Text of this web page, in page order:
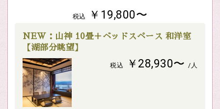
税込 ￥19,800〜
NEW：山神 10畳＋ベッドスペース 和洋室
【湖部分眺望】
税込 ￥28,930〜 /人